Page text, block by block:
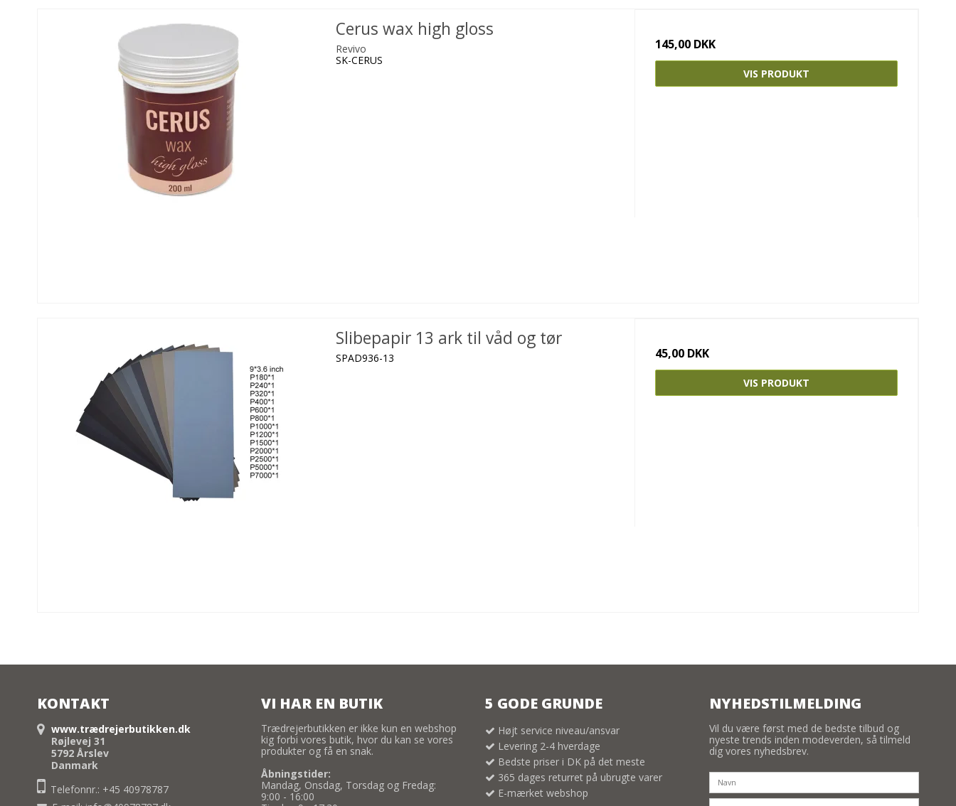
Cerus wax high gloss
Revivo
SK-CERUS
145,00 DKK
VIS PRODUKT
Slibepapir 13 ark til våd og tør
SPAD936-13 45,00 DKK
VIS PRODUKT
KONTAKT
www.trædrejerbutikken.dk
Røjlevej 31
5792 Årslev
Danmark
Telefonnr.: +45 40978787
VI HAR EN BUTIK
Trædrejerbutikken er ikke kun en webshop
kig forbi vores butik, hvor du kan se vores
produkter og få en snak.
Åbningstider:
Mandag, Onsdag, Torsdag og Fredag:
9:00 - 16:00
5 GODE GRUNDE
Højt service niveau/ansvar
Levering 2-4 hverdage
Bedste priser i DK på det meste
365 dages returret på ubrugte varer
E-mærket webshop
NYHEDSTILMELDING
Vil du være først med de bedste tilbud og
nyeste trends inden modeverden, så tilmeld
dig vores nyhedsbrev.